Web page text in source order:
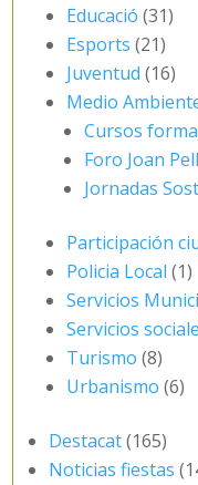
Educació (31)
Esports (21)
Juventud (16)
Medio
Cursos
Foro Joan
Jornadas
Participación
Policia Local (1)
Servicios
Servicios
Turismo (8)
Urbanismo (6)
Destacat(165)
Noticias fiestas